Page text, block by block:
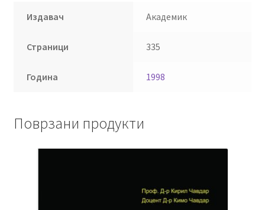
Издавач Академик
Страници 335
Година 1998
Поврзани продукти